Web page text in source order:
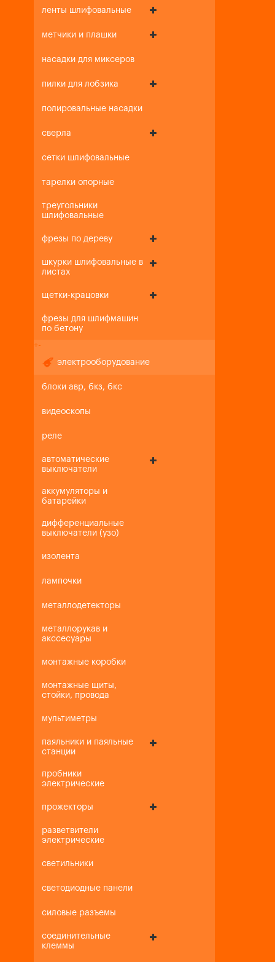
ленты шлифовальные
метчики и плашки
насадки для миксеров
пилки для лобзика
полировальные насадки
сверла
сетки шлифовальные
тарелки опорные
треугольники
шлифовальные
фрезы по дереву
шкурки шлифовальные в
листах
щетки-крацовки
фрезы для шлифмашин
по бетону
+-
электрооборудование
блоки авр, бкз, бкс
видеоскопы
реле
автоматические
выключатели
аккумуляторы и
батарейки
дифференциальные
выключатели (узо)
изолента
лампочки
металлодетекторы
металлорукав и
акссесуары
монтажные коробки
монтажные щиты,
стойки, провода
мультиметры
паяльники и паяльные
станции
пробники
электрические
прожекторы
разветвители
электрические
светильники
светодиодные панели
силовые разъемы
соединительные
клеммы